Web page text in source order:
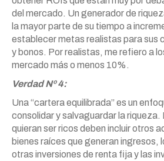
del mercado. Un generador de
la mayor parte de su tiempo a
establecer metas realistas para sus
y bonos. Por realistas, me refiero a
mercado más o menos 10%.
Verdad Nº 4:
Una “cartera equilibrada” es un
consolidar y salvaguardar la riqueza.
quieran ser ricos deben incluir otros
bienes raíces que generan ingresos,
otras inversiones de renta fija y las